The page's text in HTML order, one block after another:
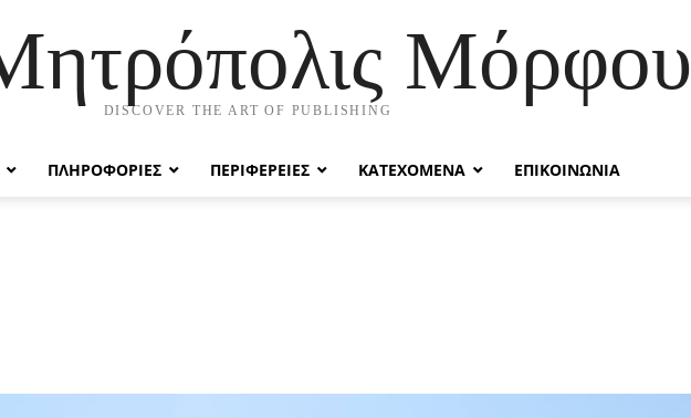
Μόρφου
DISCOVER THE ART OF PUBLISHING
ΠΛΗΡΟΦΟΡΙΕΣ ΠΕΡΙΦΕΡΕΙΕΣ ΚΑΤΕΧΟΜΕΝΑ ΕΠΙΚΟΙΝΩΝΙΑ